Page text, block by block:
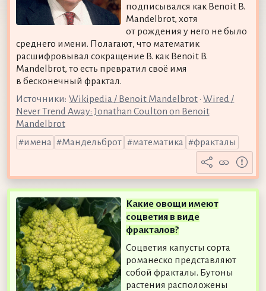
подписывался как Benoit B.
Mandelbrot, хотя
от рождения у него не было
среднего имени. Полагают, что математик
расшифровывал сокращение B. как Benoit B.
Mandelbrot, то есть превратил своё имя
в бесконечный фрактал.
Источники: Wikipedia / Benoit Mandelbrot •Wired /
Never Trend Away: Jonathan Coulton on Benoit
Mandelbrot
имена
Мандельброт математика фракталы
Какие овощи имеют
соцветия в виде
фракталов?
Соцветия капусты сорта
романеско представляют
собой фракталы. Бутоны
растения расположены